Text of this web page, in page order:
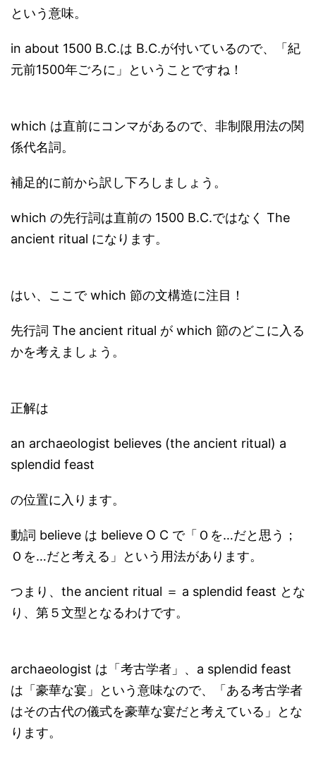
という意味。
in about 1500 B.C.は B.C.が付いているので、「紀
元前1500年ごろに」ということですね！
which は直前にコンマがあるので、非制限用法の関
係代名詞。
補足的に前から訳し下ろしましょう。
which の先行詞は直前の 1500 B.C.ではなく The
ancient ritual になります。
はい、ここで which 節の文構造に注目！
先行詞 The ancient ritual が which 節のどこに入る
かを考えましょう。
正解は
an archaeologist believes (the ancient ritual) a
splendid feast
の位置に入ります。
動詞 believe は believe O C で「Ｏを…だと思う；
Ｏを…だと考える」という用法があります。
つまり、the ancient ritual ＝ a splendid feast とな
り、第５文型となるわけです。
archaeologist は「考古学者」、a splendid feast
は「豪華な宴」という意味なので、「ある考古学者
はその古代の儀式を豪華な宴だと考えている」とな
ります。